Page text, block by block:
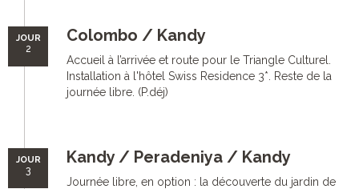
JOUR
2
Colombo / Kandy
Accueil à l’arrivée et route pour le Triangle Culturel.
Installation à l'hôtel Swiss Residence 3*. Reste de la
journée libre. (P.déj)
JOUR
3
Kandy / Peradeniya / Kandy
Journée libre, en option : la découverte du jardin de